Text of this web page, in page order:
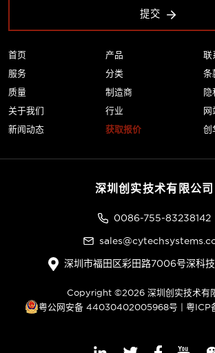
首页
服务
质量
关于我们
新闻动态
产品
分类
制造商
行业
获取报价
联
条
隐
网
创
提交
深圳创实技术有限公司
0086-755-83238142
深圳市福田区彩田路7006号深科
Copyright ©2026 深圳创实技术有
粤公网安备 44030402005968号
粤ICP